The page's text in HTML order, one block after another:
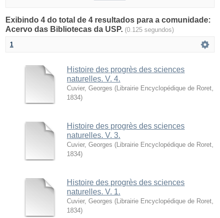
Exibindo 4 do total de 4 resultados para a comunidade:
Acervo das Bibliotecas da USP. (0.125 segundos)
1
Histoire des progrès des sciences
naturelles. V. 4.
Cuvier, Georges ( Librairie Encyclopédique de Roret
1834)
Histoire des progrès des sciences
naturelles. V. 3.
Cuvier, Georges ( Librairie Encyclopédique de Roret
1834)
Histoire des progrès des sciences
naturelles. V. 1.
Cuvier, Georges ( Librairie Encyclopédique de Roret
1834)